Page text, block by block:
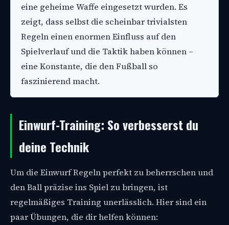
eine geheime Waffe eingesetzt wurden. Es
zeigt, dass selbst die scheinbar trivialsten
Regeln einen enormen Einfluss auf den
Spielverlauf und die Taktik haben können –
eine Konstante, die den Fußball so
faszinierend macht.
Einwurf-Training: So verbesserst du
deine Technik
Um die Einwurf Regeln perfekt zu beherrschen und
den Ball präzise ins Spiel zu bringen, ist
regelmäßiges Training unerlässlich. Hier sind ein
paar Übungen, die dir helfen können: